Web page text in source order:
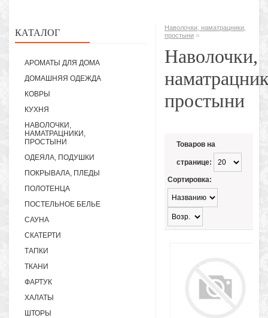
КАТАЛОГ
АРОМАТЫ ДЛЯ ДОМА
ДОМАШНЯЯ ОДЕЖДА
КОВРЫ
КУХНЯ
НАВОЛОЧКИ,
НАМАТРАЦНИКИ,
ПРОСТЫНИ
ОДЕЯЛА, ПОДУШКИ
ПОКРЫВАЛА, ПЛЕДЫ
ПОЛОТЕНЦА
ПОСТЕЛЬНОЕ БЕЛЬЕ
САУНА
СКАТЕРТИ
ТАПКИ
ТКАНИ
ФАРТУК
ХАЛАТЫ
ШТОРЫ
Наволочки, наматрацники,
простыни »
Наволочки,
простыни
Товаров на
странице:
Сортировка: